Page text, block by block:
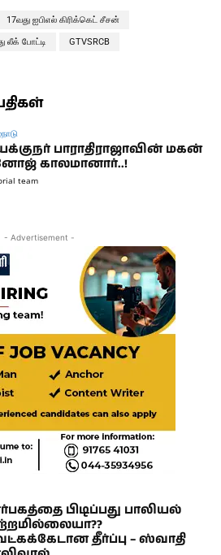
17வது ஐபிஎல் கிரிக்கெட் சீசன்
லீக் போட்டி GTVSRCB
பாராதிராஜாவின் மகன்
காலமானார்..!
team
- Advertisement -
பிடிப்பது பாலியல்
தீர்ப்பு – ஸ்வாதி